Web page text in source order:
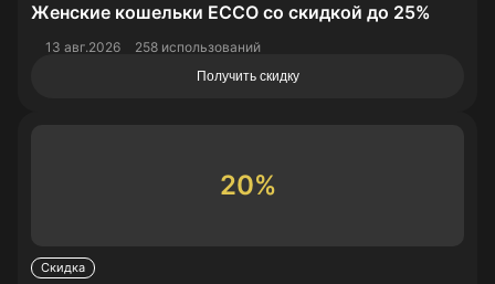
Женские кошельки ECCO со скидкой до 25%
13 авг.2026 258 использований
Получить скидку
20%
Скидка